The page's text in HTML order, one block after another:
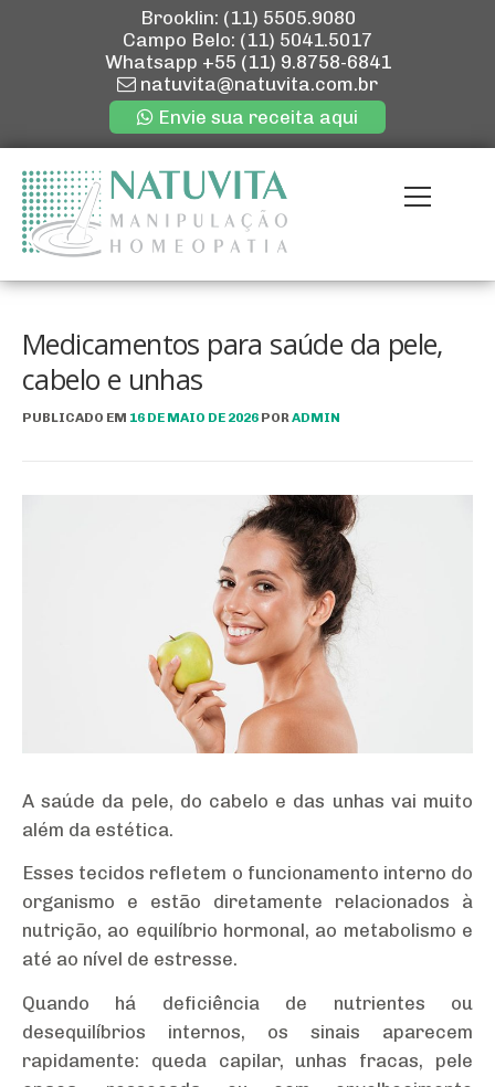
Brooklin: (11) 5505.9080
Campo Belo: (11) 5041.5017
Whatsapp +55 (11) 9.8758-6841
natuvita@natuvita.com.br
Envie sua receita aqui
para
conteúdo
Menu
QUEM SOMOS
Medicamentos para saúde da pele,
cabelo e unhas
PUBLICADO EM 16 DE MAIO DE 2026 PORADMIN
A saúde da pele, do cabelo e das unhas vai muito
além da estética.
Esses tecidos refletem o funcionamento interno do
organismo e estão diretamente relacionados à
nutrição, ao equilíbrio hormonal, ao metabolismo e
até ao nível de estresse.
Quando há deficiência de nutrientes ou
desequilíbrios internos, os sinais aparecem
rapidamente: queda capilar, unhas fracas, pele